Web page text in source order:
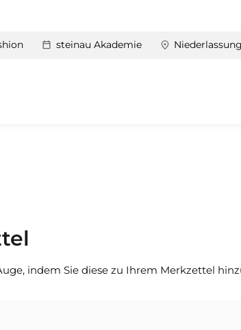
steinau Akademie
indem Sie diese zu Ihrem Merkzettel